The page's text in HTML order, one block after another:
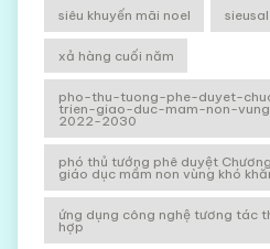
siêu khuyến mãi noel
xả hàng cuối năm
pho-thu-tuong-phe-duyet-
trien-giao-duc-mam-non-
2022-2030
phó thủ tướng phê duyệt
giáo dục mầm non vùng khó
ứng dụng công nghệ tương tác
hợp